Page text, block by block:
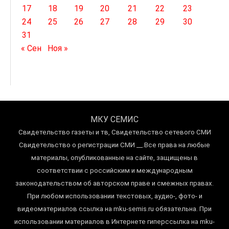
17
18 19 20 21 22
23
24
25 26 27 28 29
30
31
« Сен
Ноя »
МКУ СЕМИС
Свидетельство газеты и тв, Свидетельство сетевого СМИ
Свидетельство о регистрации СМИ __.Все права на любые
материалы, опубликованные на сайте, защищены в
соответствии с российским и международным
законодательством об авторском праве и смежных правах.
При любом использовании текстовых, аудио-, фото- и
видеоматериалов ссылка на mku-semis.ru обязательна. При
использовании материалов в Интернете гиперссылка на mku-